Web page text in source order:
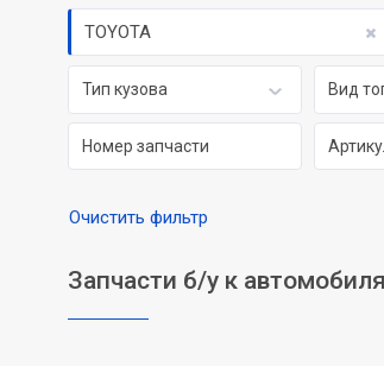
TOYOTA
Тип кузова Вид
Очистить фильтр
Запчасти б/у к